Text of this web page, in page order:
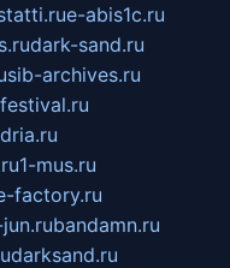
e-abis1c.ru
dark-sand.ru
sib-archives.ru
1-mus.ru
factory.ru
bandamn.ru
darksand.ru